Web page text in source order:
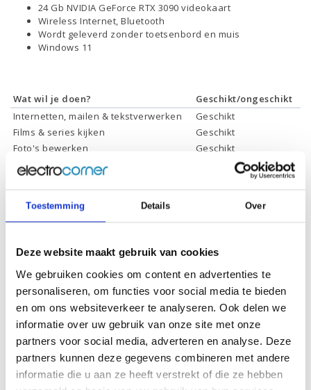
Toestemming Details Over
Deze website maakt gebruik van cookies
We gebruiken cookies om content en advertenties te
personaliseren, om functies voor social media te bieden
en om ons websiteverkeer te analyseren. Ook delen we
informatie over uw gebruik van onze site met onze
partners voor social media, adverteren en analyse. Deze
partners kunnen deze gegevens combineren met andere
informatie die u aan ze heeft verstrekt of die ze hebben
24 Gb NVIDIA GeForce RTX 3090 videokaart
Wireless Internet, Bluetooth
Wordt geleverd zonder toetsenbord en muis
Windows 11
Wat wil je doen?
Geschikt/ongeschikt
Internetten, mailen & tekstverwerken
Geschikt
Films & series kijken
Geschikt
Foto's bewerken
Geschikt
Video's bewerken
Geschikt
Gamen
* Systeemvereisten zijn sterk afhankelijk van de games die u wilt spelen,
controleer dit eerst en bepaal daarop uw keuze.
Specificaties
Processor:
Intel Core i9-12900K
Processor
cachegeheugen:
30 Mb
Processor kernen:
16 Cores, 24 Threads
Processor